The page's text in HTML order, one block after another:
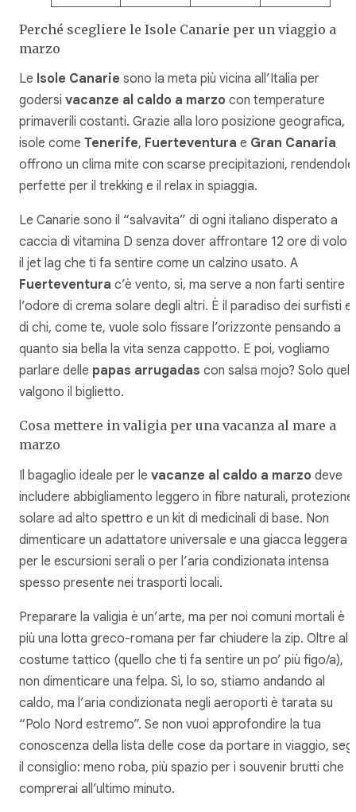
Perché scegliere le Isole Canarie per un viaggio a
marzo
Le Isole Canarie sono la meta più vicina all’Italia per
godersi vacanze al caldo a marzo con temperature
primaverili costanti. Grazie alla loro posizione geografica,
isole come Tenerife, Fuerteventura e Gran Canaria
offrono un clima mite con scarse precipitazioni, rendendole
perfette per il trekking e il relax in spiaggia.
Le Canarie sono il “salvavita” di ogni italiano disperato a
caccia di vitamina D senza dover affrontare 12 ore di volo
il jet lag che ti fa sentire come un calzino usato. A
Fuerteventura c’è vento, sì, ma serve a non farti sentire
l’odore di crema solare degli altri. È il paradiso dei surfisti e
di chi, come te, vuole solo fissare l’orizzonte pensando a
quanto sia bella la vita senza cappotto. E poi, vogliamo
parlare delle papas arrugadas con salsa mojo? Solo
valgono il biglietto.
Cosa mettere in valigia per una vacanza al mare a
marzo
Il bagaglio ideale per le vacanze al caldo a marzo deve
includere abbigliamento leggero in fibre naturali, protezione
solare ad alto spettro e un kit di medicinali di base. Non
dimenticare un adattatore universale e una giacca leggera
per le escursioni serali o per l’aria condizionata intensa
spesso presente nei trasporti locali.
Preparare la valigia è un’arte, ma per noi comuni mortali è
più una lotta greco-romana per far chiudere la zip. Oltre al
costume tattico (quello che ti fa sentire un po’ più figo/a),
non dimenticare una felpa. Sì, lo so, stiamo andando al
caldo, ma l’aria condizionata negli aeroporti è tarata su
“Polo Nord estremo”. Se non vuoi approfondire la tua
conoscenza della lista delle cose da portare in viaggio,
il consiglio: meno roba, più spazio per i souvenir brutti che
comprerai all’ultimo minuto.